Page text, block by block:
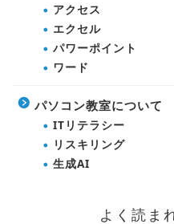
アクセス
エクセル
パワーポイント
ワード
パソコン教室について
ITリテラシー
リスキリング
生成AI
よく読ま